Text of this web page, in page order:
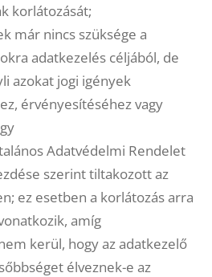
korlátozását;
már nincs szüksége a
adatkezelés céljából, de
azokat jogi igények
érvényesítéséhez vagy
Adatvédelmi Rendelet
szerint tiltakozott az
ez esetben a korlátozás arra
amíg
kerül, hogy az adatkezelő
élveznek-e az